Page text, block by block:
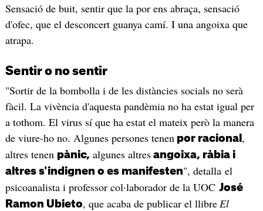
Sensació de buit, sentir que la por ens abraça, sensació
d'ofec, que el desconcert guanya camí. I una angoixa que
atrapa.
Sentir o no sentir
"Sortir de la bombolla i de les distàncies socials no serà
fàcil. La vivència d'aquesta pandèmia no ha estat igual per
a tothom. El virus sí que ha estat el mateix però la manera
de viure-ho no. Algunes persones tenen por racional ,
altres tenen pànic, algunes altresangoixa, ràbia i
altres s'indignen o es manifesten", detalla el
psicoanalista i professor col·laborador de la UOC José
Ramon Ubieto, que acaba de publicar el llibre El